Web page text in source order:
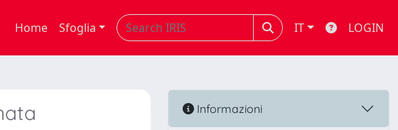
Home Sfoglia IT LOGIN
Informazioni